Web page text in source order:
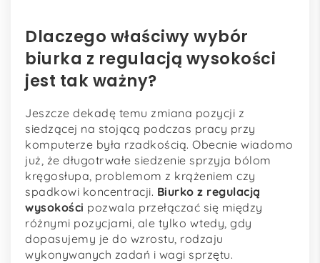
Dlaczego właściwy wybór
biurka z regulacją wysokości
jest tak ważny?
Jeszcze dekadę temu zmiana pozycji z
siedzącej na stojącą podczas pracy przy
komputerze była rzadkością. Obecnie wiadomo
już, że długotrwałe siedzenie sprzyja bólom
kręgosłupa, problemom z krążeniem czy
spadkowi koncentracji. Biurko z regulacją
wysokości pozwala przełączać się między
różnymi pozycjami, ale tylko wtedy, gdy
dopasujemy je do wzrostu, rodzaju
wykonywanych zadań i wagi sprzętu.